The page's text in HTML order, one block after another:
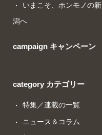
いまこそ、ホンモノの新
潟へ
campaign キャンペーン
category カテゴリー
特集／連載の一覧
ニュース＆コラム